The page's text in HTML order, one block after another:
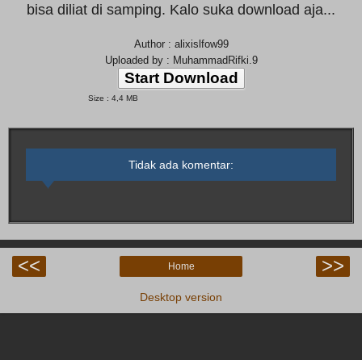
bisa diliat di samping. Kalo suka download aja...
Author : alixislfow99
Uploaded by : MuhammadRifki.9
Start Download
Size : 4,4 MB
Tidak ada komentar:
<< >>
Home
Desktop version